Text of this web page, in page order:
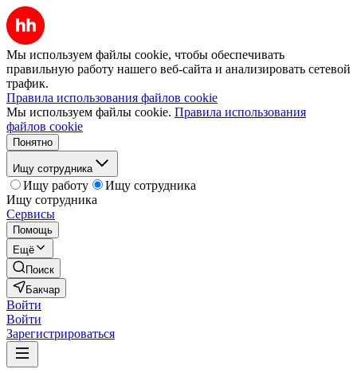
Мы используем файлы cookie, чтобы обеспечивать
правильную работу нашего веб-сайта и анализировать сетевой
трафик.
Правила использования файлов cookie
Мы используем файлы cookie. Правила использования
файлов cookie
Понятно
Ищу сотрудника
Ищу работу
Ищу сотрудника
Ищу сотрудника
Сервисы
Помощь
Ещё
Поиск
Бакчар
Войти
Войти
Зарегистрироваться